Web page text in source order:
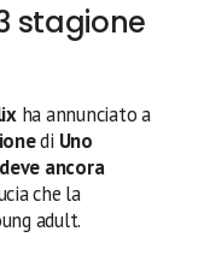
stagione
ha annunciato a
di Uno
ancora
che la
adult.